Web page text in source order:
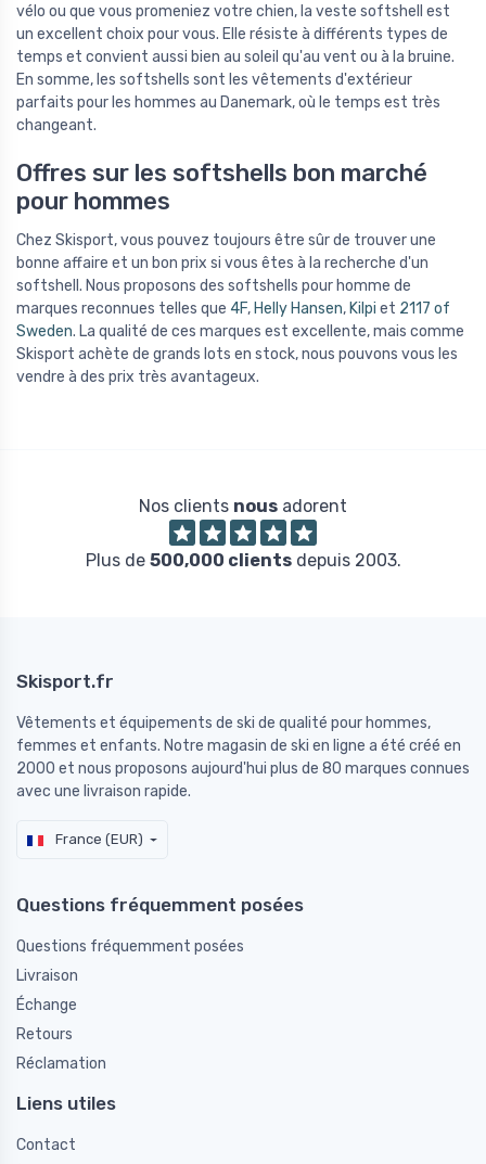
vélo ou que vous promeniez votre chien, la veste softshell est
un excellent choix pour vous. Elle résiste à différents types de
temps et convient aussi bien au soleil qu'au vent ou à la bruine.
En somme, les softshells sont les vêtements d'extérieur
parfaits pour les hommes au Danemark, où le temps est très
changeant.
Offres sur les softshells bon marché
pour hommes
Chez Skisport, vous pouvez toujours être sûr de trouver une
bonne affaire et un bon prix si vous êtes à la recherche d'un
softshell. Nous proposons des softshells pour homme de
marques reconnues telles que 4F, Helly Hansen, Kilpi et 2117 of
Sweden. La qualité de ces marques est excellente, mais comme
Skisport achète de grands lots en stock, nous pouvons vous les
vendre à des prix très avantageux.
Nos clients nous adorent
Plus de 500,000 clientsdepuis 2003.
Skisport.fr
Vêtements et équipements de ski de qualité pour hommes,
femmes et enfants. Notre magasin de ski en ligne a été créé en
2000 et nous proposons aujourd'hui plus de 80 marques connues
avec une livraison rapide.
France (EUR)
Questions fréquemment posées
Questions fréquemment posées
Livraison
Échange
Retours
Réclamation
Liens utiles
Contact